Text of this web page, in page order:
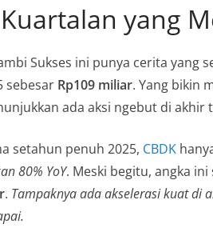
yang
Sukses ini punya cerita yang
sebesar Rp109 miliar. Yang bikin
ada aksi ngebut di akhir
setahun penuh 2025, CBDK
80% YoY. Meski begitu, angka
. Tampaknya ada akselerasi kuat di